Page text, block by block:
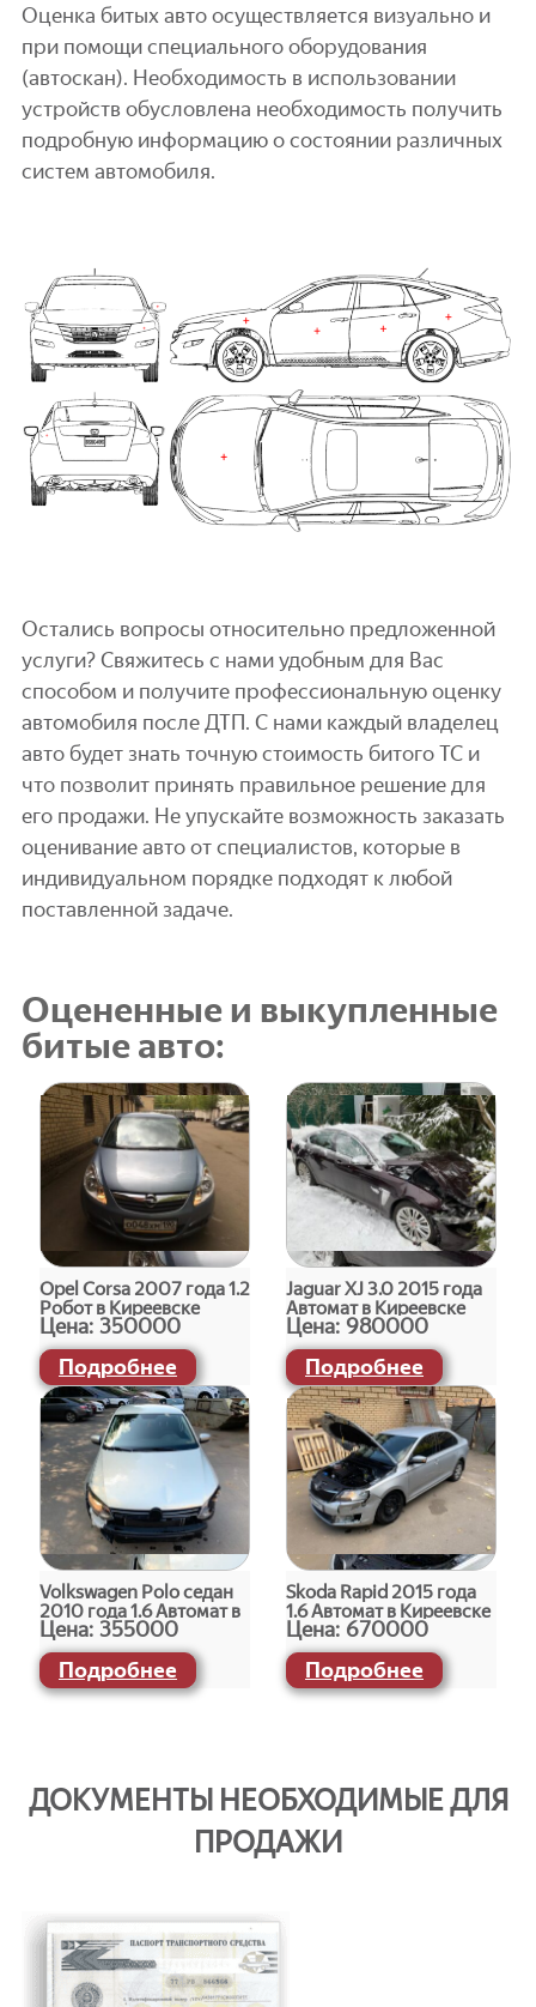
Оценка битых авто осуществляется визуально и
при помощи специального оборудования
(автоскан). Необходимость в использовании
устройств обусловлена необходимость получить
подробную информацию о состоянии различных
систем автомобиля.
Остались вопросы относительно предложенной
услуги? Свяжитесь с нами удобным для Вас
способом и получите профессиональную оценку
автомобиля после ДТП. С нами каждый владелец
авто будет знать точную стоимость битого ТС и
что позволит принять правильное решение для
его продажи. Не упускайте возможность заказать
оценивание авто от специалистов, которые в
индивидуальном порядке подходят к любой
поставленной задаче.
Оцененные и выкупленные
битые авто:
Opel Corsa 2007 года 1.2
Робот в Киреевске
Цена: 350000
Подробнее
Jaguar XJ 3.0 2015 года
Автомат в Киреевске
Цена: 980000
Подробнее
Volkswagen Polo седан
2010 года 1.6 Автомат в
Киреевске
Цена: 355000
Подробнее
Skoda Rapid 2015 года
1.6 Автомат в Киреевске
Цена: 670000
Подробнее
ДОКУМЕНТЫ НЕОБХОДИМЫЕ ДЛЯ
ПРОДАЖИ